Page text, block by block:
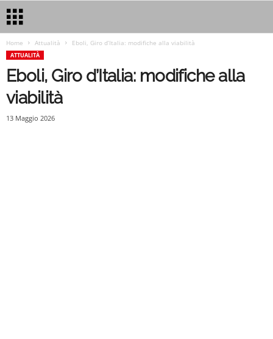
Home Attualità Eboli, Giro d’Italia: modifiche alla viabilità
ATTUALITÀ
Eboli, Giro d’Italia: modifiche alla
viabilità
13 Maggio 2026